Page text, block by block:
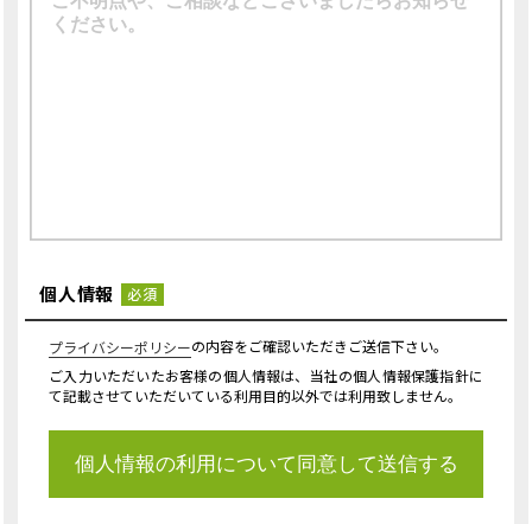
個人情報 必須
プライバシーポリシーの内容をご確認いただきご送信下さい。
ご入力いただいたお客様の個人情報は、当社の個人情報保護指針に
て記載させていただいている利用目的以外では利用致しません。